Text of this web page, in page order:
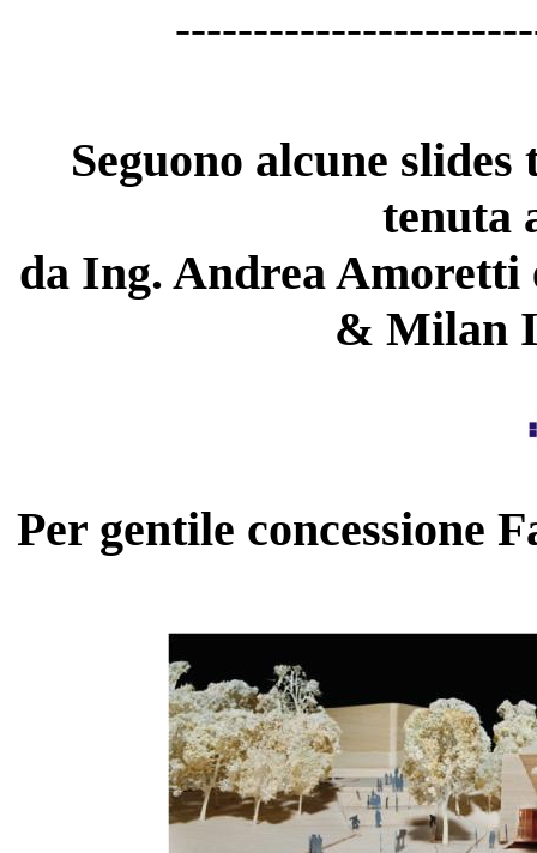
Seguono alcune
tenuta
da Ing. Andrea Amoretti
& Milan
Per gentile concessione